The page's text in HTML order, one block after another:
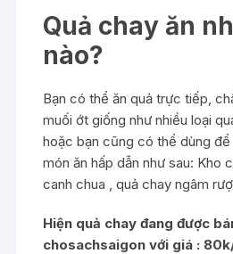
Quả chay ăn
nào?
Bạn có thể ăn quả trực tiếp,
muối ớt giống như nhiều loại
hoặc bạn cũng có thể dùng
món ăn hấp dẫn như sau: Kho
canh chua , quả chay ngâm
Hiện quả chay đang được
chosachsaigon với giá :